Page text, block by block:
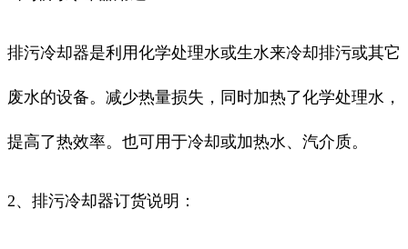
排污冷却器是利用化学处理水或生水来冷却排污或其它
废水的设备。减少热量损失，同时加热了化学处理水，
提高了热效率。也可用于冷却或加热水、汽介质。
2、排污冷却器订货说明：